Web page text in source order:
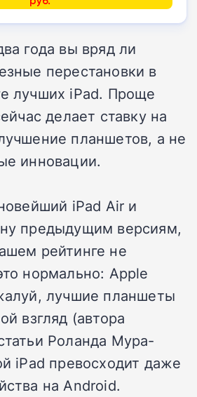
года вы вряд ли
перестановки в
лучших iPad. Проще
делает ставку на
планшетов, а не
инновации.
iPad Air и
предыдущим версиям,
рейтинге не
нормально: Apple
лучшие планшеты
взгляд (автора
Роланда Мура-
iPad превосходит даже
на Android.